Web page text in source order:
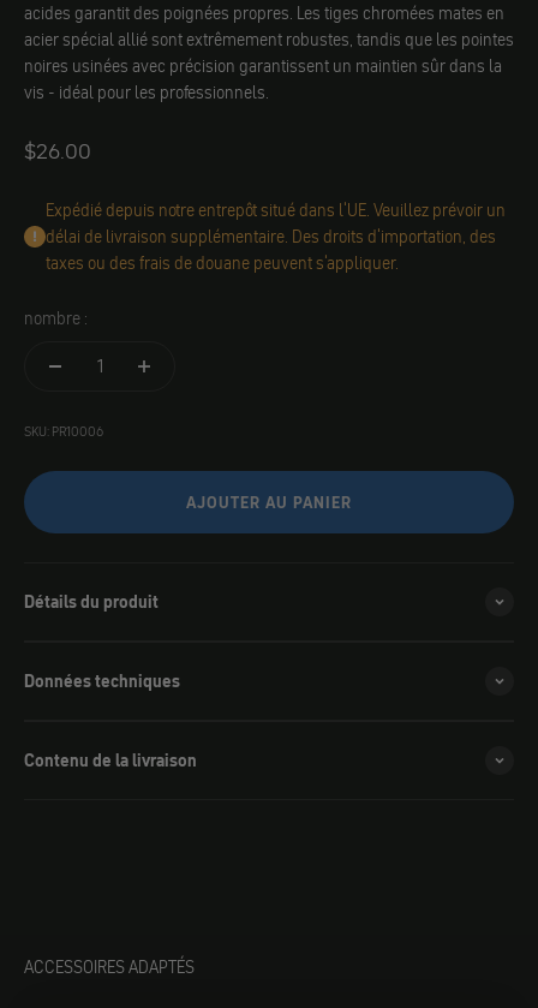
acides garantit des poignées propres. Les tiges chromées mates en
acier spécial allié sont extrêmement robustes, tandis que les pointes
noires usinées avec précision garantissent un maintien sûr dans la
vis - idéal pour les professionnels.
Angebot
$26.00
Expédié depuis notre entrepôt situé dans l'UE. Veuillez prévoir un
délai de livraison supplémentaire. Des droits d'importation, des
taxes ou des frais de douane peuvent s'appliquer.
nombre :
SKU: PR10006
AJOUTER AU PANIER
Détails du produit
Données techniques
Contenu de la livraison
ACCESSOIRES ADAPTÉS